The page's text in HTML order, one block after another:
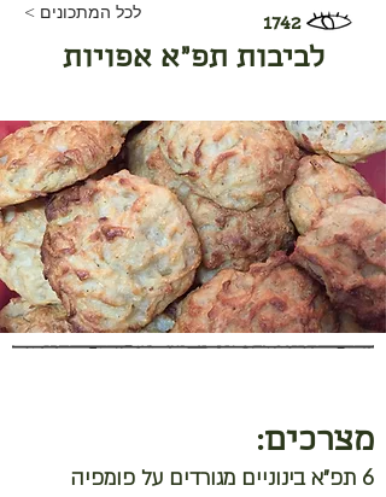
< לכל המתכונים
1742
לביבות תפ״א אפויות
מצרכים:
6 תפ״א בינוניים מגורדים על פומפיה